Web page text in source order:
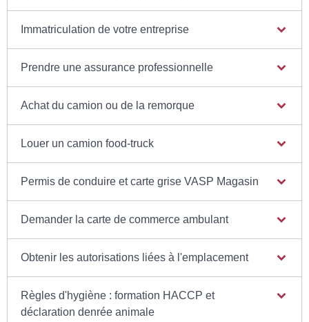
Immatriculation de votre entreprise
Prendre une assurance professionnelle
Achat du camion ou de la remorque
Louer un camion food-truck
Permis de conduire et carte grise VASP Magasin
Demander la carte de commerce ambulant
Obtenir les autorisations liées à l'emplacement
Règles d'hygiène : formation HACCP et
déclaration denrée animale